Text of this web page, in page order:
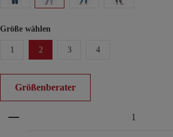
Größe wählen
1 2 3 4
Größenberater
Produkt Anzahl: Gib den